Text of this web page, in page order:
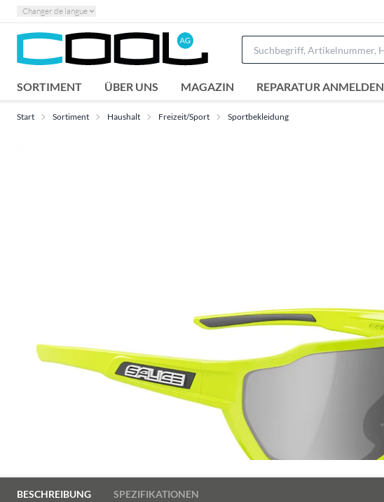
Changer de langue
SORTIMENT ÜBER UNS MAGAZIN REPARATUR ANMELDEN
Start Sortiment Haushalt Freizeit/Sport Sportbekleidung
BESCHREIBUNG SPEZIFIKATIONEN